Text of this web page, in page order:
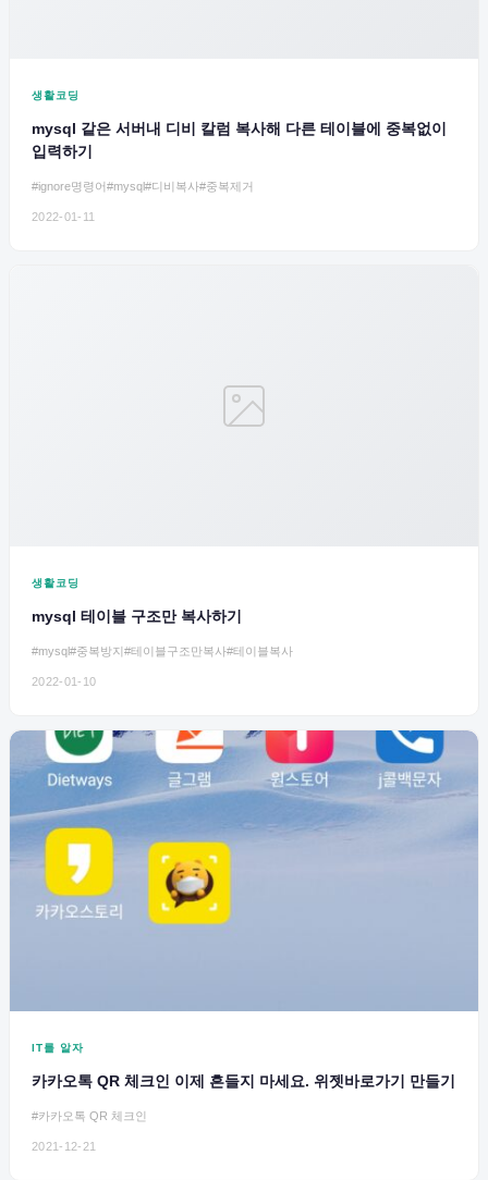
생활코딩
mysql 같은 서버내 디비 칼럼 복사해 다른 테이블에 중복없이
입력하기
#ignore명령어#mysql#디비복사#중복제거
2022-01-11
생활코딩
mysql 테이블 구조만 복사하기
#mysql#중복방지#테이블구조만복사#테이블복사
2022-01-10
IT를 알자
카카오톡 QR 체크인 이제 흔들지 마세요. 위젯바로가기 만들기
#카카오톡 QR 체크인
2021-12-21